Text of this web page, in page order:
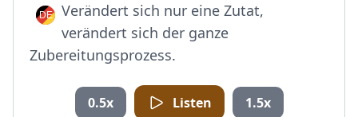
Verändert sich nur eine Zutat,
verändert sich der ganze
Zubereitungsprozess.
0.5x Listen 1.5x